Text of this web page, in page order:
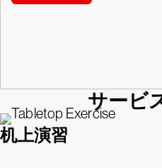
サービ
机上演習